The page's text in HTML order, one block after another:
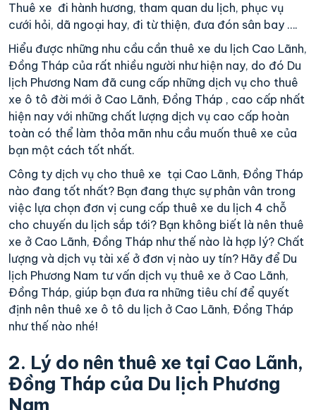
Thuê xe đi hành hương, tham quan du lịch, phục vụ
cưới hỏi, dã ngoại hay, đi từ thiện, đưa đón sân bay ….
Hiểu được những nhu cầu cần thuê xe du lịch Cao Lãnh,
Đồng Tháp của rất nhiều người như hiện nay, do đó Du
lịch Phương Nam đã cung cấp những dịch vụ cho thuê
xe ô tô đời mới ở Cao Lãnh, Đồng Tháp , cao cấp nhất
hiện nay với những chất lượng dịch vụ cao cấp hoàn
toàn có thể làm thỏa mãn nhu cầu muốn thuê xe của
bạn một cách tốt nhất.
Công ty dịch vụ cho thuê xe tại Cao Lãnh, Đồng Tháp
nào đang tốt nhất? Bạn đang thực sự phân vân trong
việc lựa chọn đơn vị cung cấp thuê xe du lịch 4 chỗ
cho chuyến du lịch sắp tới? Bạn không biết là nên thuê
xe ở Cao Lãnh, Đồng Tháp như thế nào là hợp lý? Chất
lượng và dịch vụ tài xế ở đơn vị nào uy tín? Hãy để Du
lịch Phương Nam tư vấn dịch vụ thuê xe ở Cao Lãnh,
Đồng Tháp, giúp bạn đưa ra những tiêu chí để quyết
định nên thuê xe ô tô du lịch ở Cao Lãnh, Đồng Tháp
như thế nào nhé!
2. Lý do nên thuê xe tại Cao Lãnh,
Đồng Tháp của Du lịch Phương
Nam